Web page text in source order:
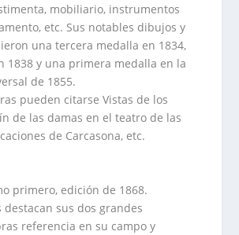
mobiliario, instrumentos
etc. Sus notables dibujos y
una tercera medalla en 1834,
1838 y una primera medalla en la
de 1855.
pueden citarse Vistas de los
de las damas en el teatro de las
de Carcasona, etc.
primero, edición de 1868.
destacan sus dos grandes
referencia en su campo y